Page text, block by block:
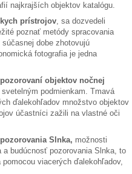
najkrajších objektov katalógu.
prístrojov, sa dozvedeli
poznať metódy spracovania
dobe zhotovujú
fotografia je jedna
pozorovaní objektov nočnej
podmienkam. Tmavá
ďalekohľadov množstvo objektov
účastníci zažili na vlastné oči
Slnka, možnosti
budúcnosť pozorovania Slnka, to
viacerých ďalekohľadov,